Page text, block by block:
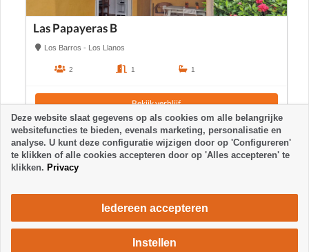
Las Papayeras B
Los Barros - Los Llanos
2 1 1
Bekijk verblijf
Deze website slaat gegevens op als cookies om alle belangrijke
websitefuncties te bieden, evenals marketing, personalisatie en
analyse. U kunt deze configuratie wijzigen door op 'Configureren'
te klikken of alle cookies accepteren door op 'Alles accepteren' te
klikken. Privacy
Iedereen accepteren
Instellen